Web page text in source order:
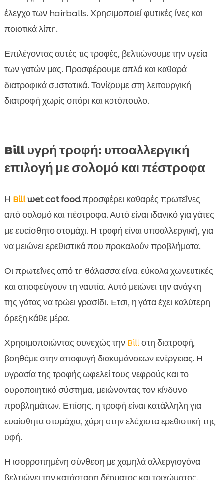
έλεγχο των hairballs. Χρησιμοποιεί φυτικές ίνες και
ποιοτικά λίπη.
Επιλέγοντας αυτές τις τροφές, βελτιώνουμε την υγεία
των γατών μας. Προσφέρουμε απλά και καθαρά
διατροφικά συστατικά. Τονίζουμε στη λειτουργική
διατροφή χωρίς σιτάρι και κοτόπουλο.
Bill υγρή τροφή: υποαλλεργική
επιλογή με σολομό και πέστροφα
Η Billwet cat foodπροσφέρει καθαρές πρωτεΐνες
από σολομό και πέστροφα. Αυτό είναι ιδανικό για γάτες
με ευαίσθητο στομάχι. Η τροφή είναι υποαλλεργική, για
να μειώνει ερεθιστικά που προκαλούν προβλήματα.
Οι πρωτεΐνες από τη θάλασσα είναι εύκολα χωνευτικές
και αποφεύγουν τη ναυτία. Αυτό μειώνει την ανάγκη
της γάτας να τρώει γρασίδι. Έτσι, η γάτα έχει καλύτερη
όρεξη κάθε μέρα.
Χρησιμοποιώντας συνεχώς την Billστη διατροφή,
βοηθάμε στην αποφυγή διακυμάνσεων ενέργειας. Η
υγρασία της τροφής ωφελεί τους νεφρούς και το
ουροποιητικό σύστημα, μειώνοντας τον κίνδυνο
προβλημάτων. Επίσης, η τροφή είναι κατάλληλη για
ευαίσθητα στομάχια, χάρη στην ελάχιστα ερεθιστική της
υφή.
Η ισορροπημένη σύνθεση με χαμηλά αλλεργιογόνα
βελτιώνει την κατάσταση δέρματος και τριχώματος.